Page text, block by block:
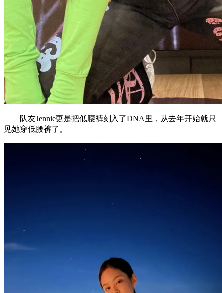
队友Jennie更是把低腰裤刻入了DNA里，从去年开始就只
见她穿低腰裤了。